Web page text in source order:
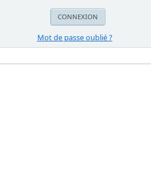
Mot de passe oublié ?